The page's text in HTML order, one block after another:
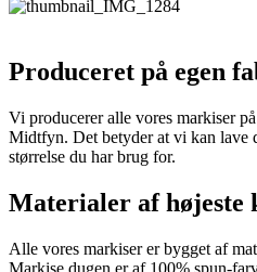
Produceret på egen
Vi producerer alle vores markiser
Midtfyn. Det betyder at vi kan lave
størrelse du har brug for.
Materialer af højeste
Alle vores markiser er bygget af
Markise dugen er af 100% spun-